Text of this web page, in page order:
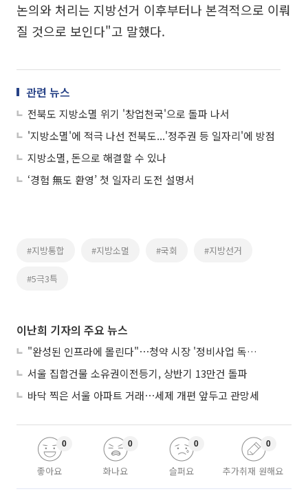
논의와 처리는 지방선거 이후부터나 본격적으로 이뤄
질 것으로 보인다"고 말했다.
관련 뉴스
전북도 지방소멸 위기 '창업천국'으로 돌파 나서
'지방소멸'에 적극 나선 전북도...'정주권 등 일자리'에 방점
지방소멸, 돈으로 해결할 수 있나
‘경험 無도 환영’ 첫 일자리 도전 설명서
#지방통합 #지방소멸 #국회 #지방선거
#5극3특
이난희 기자의 주요 뉴스
"완성된 인프라에 몰린다"⋯청약 시장 '정비사업 독주' 42배 격차
서울 집합건물 소유권이전등기, 상반기 13만건 돌파
바닥 찍은 서울 아파트 거래⋯세제 개편 앞두고 관망세
좋아요
0
화나요
0
슬퍼요
0
추가취재 원해요
0